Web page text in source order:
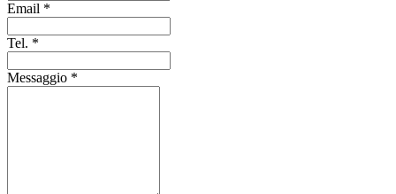
Email *
Tel. *
Messaggio *